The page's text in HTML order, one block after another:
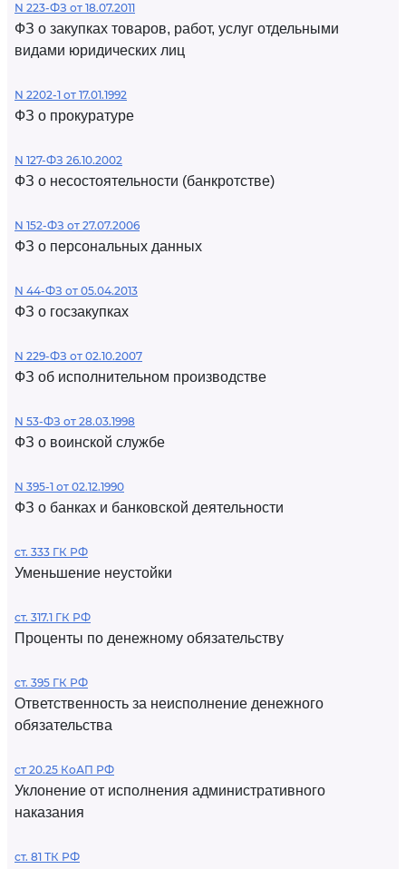
N 223-ФЗ от 18.07.2011
ФЗ о закупках товаров, работ, услуг отдельными
видами юридических лиц
N 2202-1 от 17.01.1992
ФЗ о прокуратуре
N 127-ФЗ 26.10.2002
ФЗ о несостоятельности (банкротстве)
N 152-ФЗ от 27.07.2006
ФЗ о персональных данных
N 44-ФЗ от 05.04.2013
ФЗ о госзакупках
N 229-ФЗ от 02.10.2007
ФЗ об исполнительном производстве
N 53-ФЗ от 28.03.1998
ФЗ о воинской службе
N 395-1 от 02.12.1990
ФЗ о банках и банковской деятельности
ст. 333 ГК РФ
Уменьшение неустойки
ст. 317.1 ГК РФ
Проценты по денежному обязательству
ст. 395 ГК РФ
Ответственность за неисполнение денежного
обязательства
ст 20.25 КоАП РФ
Уклонение от исполнения административного
наказания
ст. 81 ТК РФ